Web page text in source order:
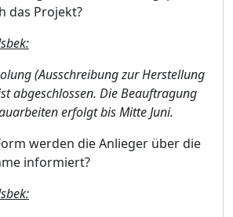
das Projekt?
(Ausschreibung zur Herstellung
abgeschlossen. Die Beauftragung
erfolgt bis Mitte Juni.
werden die Anlieger über die
informiert?